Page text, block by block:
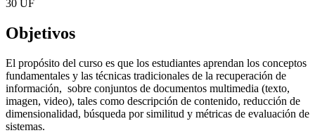
30 UF
Objetivos
El propósito del curso es que los estudiantes aprendan los conceptos
fundamentales y las técnicas tradicionales de la recuperación de
información, sobre conjuntos de documentos multimedia (texto,
imagen, video), tales como descripción de contenido, reducción de
dimensionalidad, búsqueda por similitud y métricas de evaluación de
sistemas.